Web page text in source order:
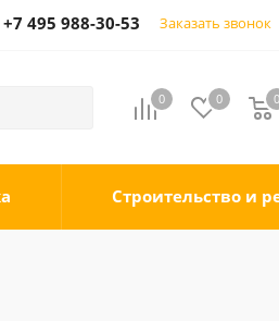
+7 495 988-30-53 Заказать звонок
0 0 0
0
Строительство и